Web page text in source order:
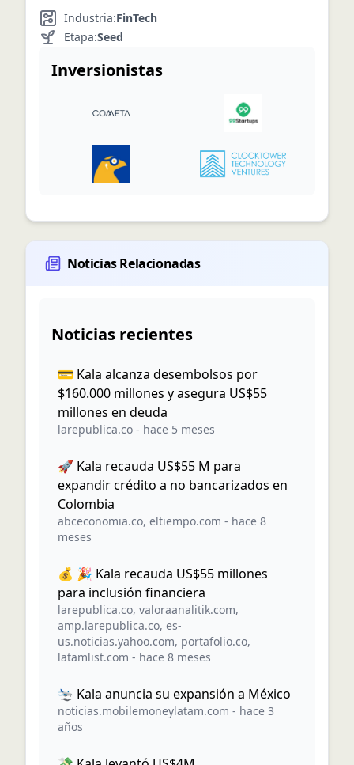
Industria:FinTech
Etapa:Seed
Inversionistas
Noticias Relacionadas
Noticias recientes
💳 Kala alcanza desembolsos por
$160.000 millones y asegura US$55
millones en deuda
larepublica.co - hace 5 meses
🚀 Kala recauda US$55 M para
expandir crédito a no bancarizados en
Colombia
abceconomia.co, eltiempo.com - hace 8
meses
💰 🎉 Kala recauda US$55 millones
para inclusión financiera
larepublica.co, valoraanalitik.com,
amp.larepublica.co, es-
us.noticias.yahoo.com, portafolio.co,
latamlist.com - hace 8 meses
🛬 Kala anuncia su expansión a México
noticias.mobilemoneylatam.com - hace 3
años